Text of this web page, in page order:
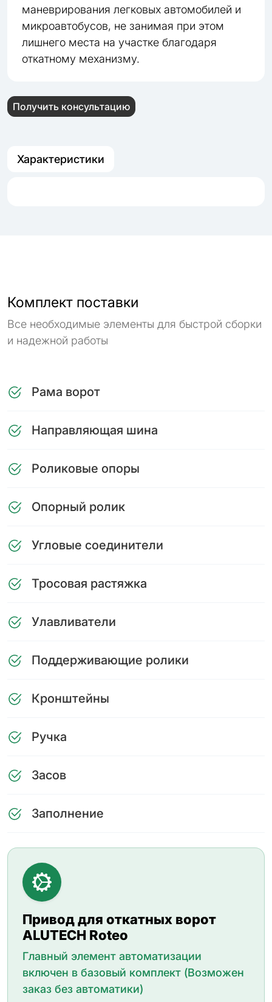
маневрирования легковых автомобилей и
микроавтобусов, не занимая при этом
лишнего места на участке благодаря
откатному механизму.
Получить консультацию
Характеристики
Комплект поставки
Все необходимые элементы для быстрой сборки
и надежной работы
Рама ворот
Направляющая шина
Роликовые опоры
Опорный ролик
Угловые соединители
Тросовая растяжка
Улавливатели
Поддерживающие ролики
Кронштейны
Ручка
Засов
Заполнение
Привод для откатных ворот
ALUTECH Roteo
Главный элемент автоматизации
включен в базовый комплект (Возможен
заказ без автоматики)